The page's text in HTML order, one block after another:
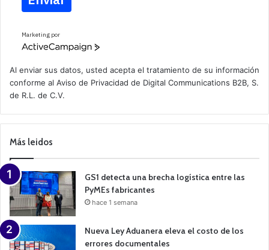
Marketing por
A
v
e
a
m
a
n
Al enviar sus datos, usted acepta el tratamiento de su información
conforme al Aviso de Privacidad de Digital Communications B2B, S.
de R.L. de C.V.
Más leidos
GS1 detecta una brecha logística entre las
PyMEs fabricantes
hace 1 semana
Nueva Ley Aduanera eleva el costo de los
errores documentales